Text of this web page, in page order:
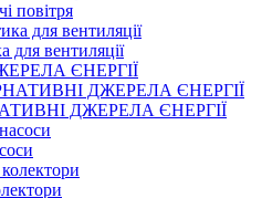
повітря
для вентиляції
ЄНЕРГІЇ
ДЖЕРЕЛА ЄНЕРГІЇ